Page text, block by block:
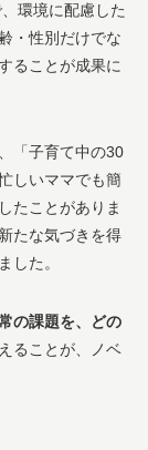
環境に配慮した
・性別だけでな
ることが成果に
「子育て中の30
しいママでも簡
たことがありま
たな気づきを得
した。
の課題を、どの
ることが、ノベ